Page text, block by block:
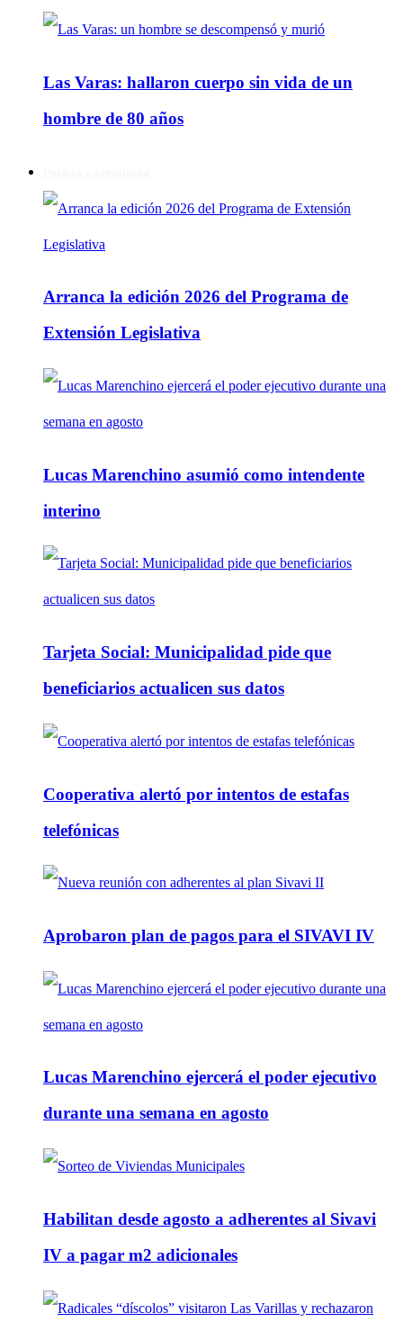
Las Varas: hallaron cuerpo sin vida de un
hombre de 80 años
Arranca la edición 2026 del Programa de
Extensión Legislativa
Lucas Marenchino asumió como intendente
interino
Tarjeta Social: Municipalidad pide que
beneficiarios actualicen sus datos
Cooperativa alertó por intentos de estafas
telefónicas
Aprobaron plan de pagos para el SIVAVI IV
Lucas Marenchino ejercerá el poder ejecutivo
durante una semana en agosto
Habilitan desde agosto a adherentes al Sivavi
IV a pagar m2 adicionales